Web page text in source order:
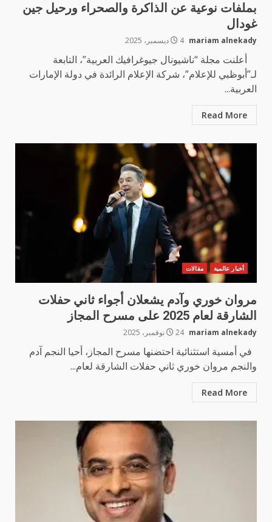
بملفات نوعية عن الذاكرة والصحراء ورحيل جين
غودال
mariam alnekady 4 ديسمبر، 2025
أعلنت مجلة “ناشيونال جيوغرافيك العربية”، التابعة
لـ”أبوظبي للإعلام”، شركة الإعلام الرائدة في دولة الإمارات
العربية...
Read More
أخبار عالمية مقالات
مروان خوري وآدم يشعلان أجواء ثاني حفلات
الشارقة لعام 2025 على مسرح المجاز
mariam alnekady 24 نوفمبر، 2025
في أمسية استثنائية احتضنها مسرح المجاز، أحيا النجم آدم
والنجم مروان خوري ثاني حفلات الشارقة لعام...
Read More